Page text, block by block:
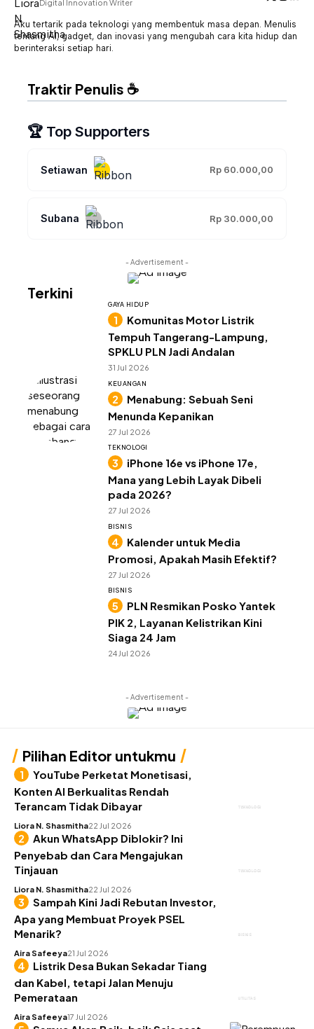
Digital Innovation Writer
Aku tertarik pada teknologi yang membentuk masa depan. Menulis
tentang AI, gadget, dan inovasi yang mengubah cara kita hidup dan
berinteraksi setiap hari.
Traktir Penulis ☕
🏆 Top Supporters
Setiawan Rp 60.000,00
Subana Rp 30.000,00
- Advertisement -
Terkini
GAYA HIDUP
Komunitas Motor Listrik
Tempuh Tangerang-Lampung,
SPKLU PLN Jadi Andalan
31 Jul 2026
KEUANGAN
Menabung: Sebuah Seni
Menunda Kepanikan
27 Jul 2026
TEKNOLOGI
iPhone 16e vs iPhone 17e,
Mana yang Lebih Layak Dibeli
pada 2026?
27 Jul 2026
BISNIS
Kalender untuk Media
Promosi, Apakah Masih Efektif?
27 Jul 2026
BISNIS
PLN Resmikan Posko Yantek
PIK 2, Layanan Kelistrikan Kini
Siaga 24 Jam
24 Jul 2026
- Advertisement -
Pilihan Editor untukmu
TEKNOLOGI
YouTube Perketat Monetisasi,
Konten AI Berkualitas Rendah
Terancam Tidak Dibayar
Liora N. Shasmitha22 Jul 2026
TEKNOLOGI
Akun WhatsApp Diblokir? Ini
Penyebab dan Cara Mengajukan
Tinjauan
Liora N. Shasmitha22 Jul 2026
BISNIS
Sampah Kini Jadi Rebutan Investor,
Apa yang Membuat Proyek PSEL
Menarik?
Aira Safeeya21 Jul 2026
UTILITAS
Listrik Desa Bukan Sekadar Tiang
dan Kabel, tetapi Jalan Menuju
Pemerataan
Aira Safeeya17 Jul 2026